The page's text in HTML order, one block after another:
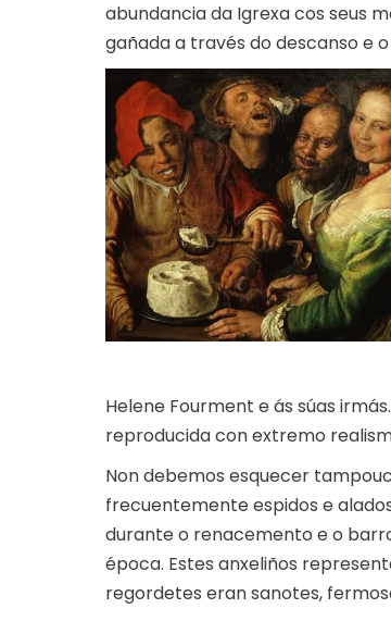
abundancia da Igrexa cos seus
gañada a través do descanso e
Helene Fourment e ás súas
reproducida con extremo
Non debemos esquecer
frecuentemente espidos e
durante o renacemento e o
época. Estes anxeliños
regordetes eran sanotes,